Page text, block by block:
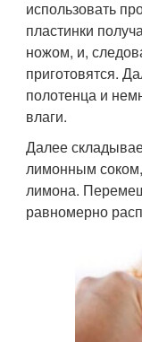
использовать
пластинки
ножом, и,
приготовятся.
полотенца и
влаги.
Далее
лимонным
лимона.
равномерно